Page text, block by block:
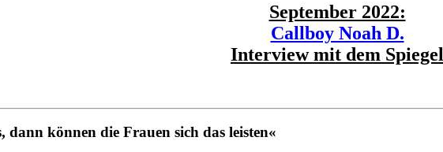
September 2022:
Callboy Noah D.
Interview mit dem Spiegel
dann können die Frauen sich das leisten«